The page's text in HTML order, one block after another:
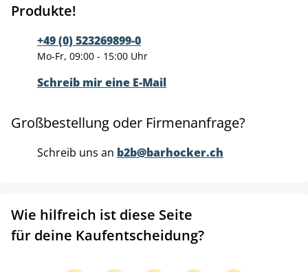
Produkte!
+49 (0) 523269899-0
Mo-Fr, 09:00 - 15:00 Uhr
Schreib mir eine E-Mail
Großbestellung oder Firmenanfrage?
Schreib uns an b2b@barhocker.ch
Wie hilfreich ist diese Seite
für deine Kaufentscheidung?